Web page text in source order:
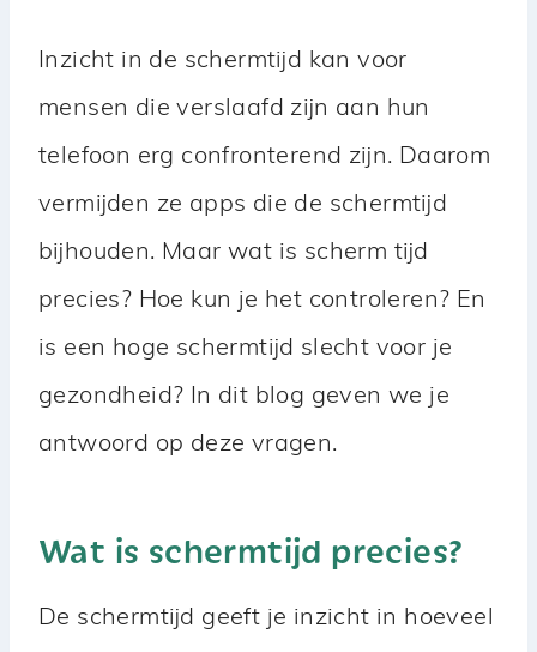
Inzicht in de schermtijd kan voor
mensen die verslaafd zijn aan hun
telefoon erg confronterend zijn. Daarom
vermijden ze apps die de schermtijd
bijhouden. Maar wat is scherm tijd
precies? Hoe kun je het controleren? En
is een hoge schermtijd slecht voor je
gezondheid? In dit blog geven we je
antwoord op deze vragen.
Wat is schermtijd precies?
De schermtijd geeft je inzicht in hoeveel